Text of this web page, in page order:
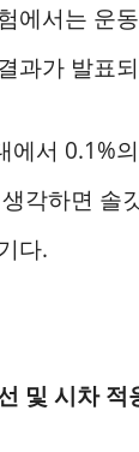
에서는 운
과가 발표
에서 0.1%
각하면 솔
다.
및 시차 적